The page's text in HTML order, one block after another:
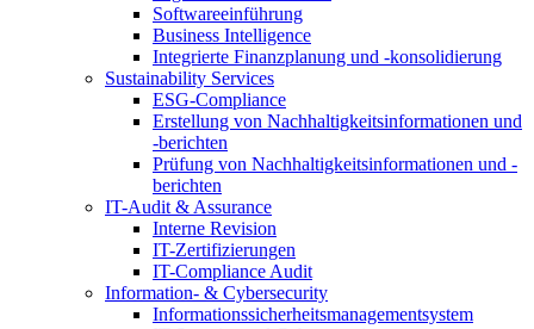
Softwareeinführung
Business Intelligence
Integrierte Finanzplanung und -konsolidierung
Sustainability Services
ESG-Compliance
Erstellung von Nachhaltigkeitsinformationen und
-berichten
Prüfung von Nachhaltigkeitsinformationen und -
berichten
IT-Audit & Assurance
Interne Revision
IT-Zertifizierungen
IT-Compliance Audit
Information- & Cybersecurity
Informationssicherheitsmanagementsystem